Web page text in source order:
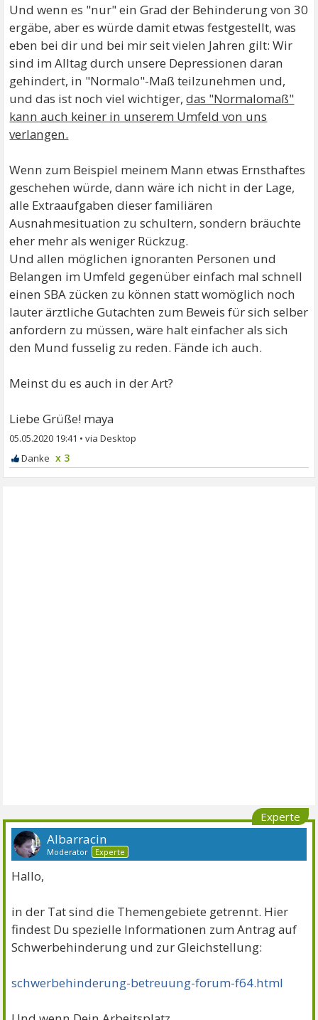
Und wenn es "nur" ein Grad der Behinderung von 30
ergäbe, aber es würde damit etwas festgestellt, was
eben bei dir und bei mir seit vielen Jahren gilt: Wir
sind im Alltag durch unsere Depressionen daran
gehindert, in "Normalo"-Maß teilzunehmen und,
und das ist noch viel wichtiger,das "Normalomaß"
kann auch keiner in unserem Umfeld von uns
verlangen.
Wenn zum Beispiel meinem Mann etwas Ernsthaftes
geschehen würde, dann wäre ich nicht in der Lage,
alle Extraaufgaben dieser familiären
Ausnahmesituation zu schultern, sondern bräuchte
eher mehr als weniger Rückzug.
Und allen möglichen ignoranten Personen und
Belangen im Umfeld gegenüber einfach mal schnell
einen SBA zücken zu können statt womöglich noch
lauter ärztliche Gutachten zum Beweis für sich selber
anfordern zu müssen, wäre halt einfacher als sich
den Mund fusselig zu reden. Fände ich auch.
Meinst du es auch in der Art?
Liebe Grüße! maya
05.05.2020 19:41 •
x 3
Experte
Albarracin
Moderator Experte
Hallo,
in der Tat sind die Themengebiete getrennt. Hier
findest Du spezielle Informationen zum Antrag auf
Schwerbehinderung und zur Gleichstellung:
schwerbehinderung-betreuung-forum-f64.html